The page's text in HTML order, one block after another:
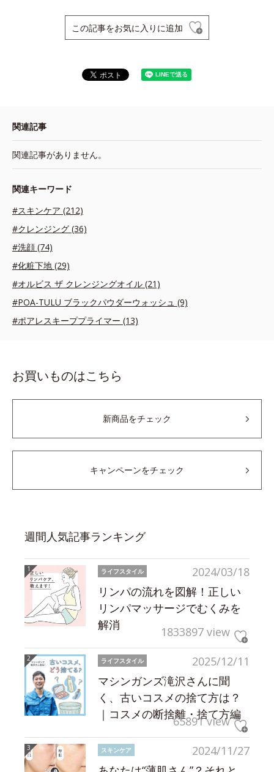
この記事をお気に入りに追加
関連記事
関連記事がありません。
関連キーワード
#スキンケア (212)
#クレンジング (36)
#洗顔 (74)
#化粧下地 (29)
#オルビス ザ クレンジングオイル (21)
#POA-TULU ブラックパウダーウォッシュ (9)
#ポアレスキーププライマー (13)
お買いものはこちら
新商品をチェック
キャンペーンをチェック
週間人気記事ランキング
2024/03/18
ライフスタイル
リンパの流れを図解！正しい
リンパマッサージでむくみを
解消
1833897 view
2025/12/11
ライフスタイル
マシンガンズ滝沢さんに聞
く、古いコスメの捨て方は？
｜コスメの断捨離・捨て方編
65891 view
2024/11/27
スキンケア